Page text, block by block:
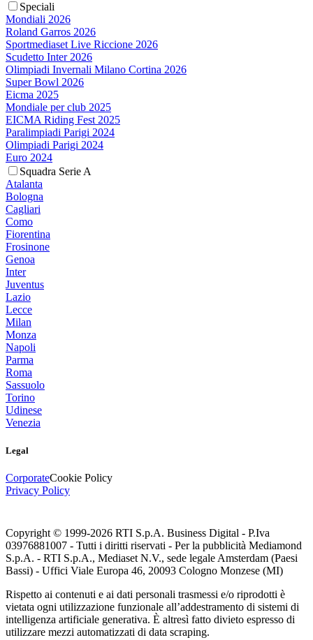
Speciali
Mondiali 2026
Roland Garros 2026
Sportmediaset Live Riccione 2026
Scudetto Inter 2026
Olimpiadi Invernali Milano Cortina 2026
Super Bowl 2026
Eicma 2025
Mondiale per club 2025
EICMA Riding Fest 2025
Paralimpiadi Parigi 2024
Olimpiadi Parigi 2024
Euro 2024
Squadra Serie A
Atalanta
Bologna
Cagliari
Como
Fiorentina
Frosinone
Genoa
Inter
Juventus
Lazio
Lecce
Milan
Monza
Napoli
Parma
Roma
Sassuolo
Torino
Udinese
Venezia
Legal
CorporateCookie Policy
Privacy Policy
Copyright © 1999-2026 RTI S.p.A. Business Digital - P.Iva
03976881007 - Tutti i diritti riservati - Per la pubblicità Mediamond
S.p.A. - RTI S.p.A., Mediaset N.V., sede legale Amsterdam (Paesi
Bassi) - Uffici Viale Europa 46, 20093 Cologno Monzese (MI)
Rispetto ai contenuti e ai dati personali trasmessi e/o riprodotti è
vietata ogni utilizzazione funzionale all’addestramento di sistemi di
intelligenza artificiale generativa. È altresì fatto divieto espresso di
utilizzare mezzi automatizzati di data scraping.